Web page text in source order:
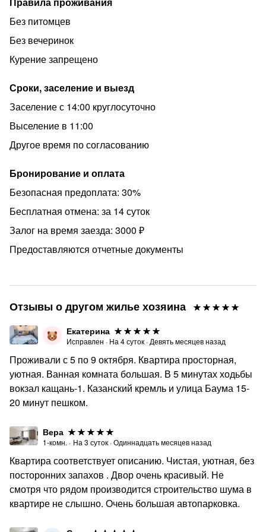
Без питомцев
Без вечеринок
Курение запрещено
Сроки, заселение и выезд
Заселение с 14:00 круглосуточно
Выселение в 11:00
Другое время по согласованию
Бронирование и оплата
Безопасная предоплата: 30%
Бесплатная отмена: за 14 суток
Залог на время заезда: 3000 ₽
Предоставляются отчетные документы
Отзывы о другом жилье хозяина
Екатерина
Исправлен · На 4суток · Девять месяцев назад
Проживали с 5 по 9 октября. Квартира просторная,
уютная. Ванная комната большая. В 5 минутах ходьбы
вокзал кащань-1. Казанский кремль и улица Баума 15-
20 минут пешком.
Вера
1-комн. · На 3 суток ·Одиннадцать месяцев назад
Квартира соответствует описанию. Чистая, уютная, без
посторонних запахов . Двор очень красивый. Не
смотря что рядом производится строительство шума в
квартире не слышно. Очень большая автопарковка.